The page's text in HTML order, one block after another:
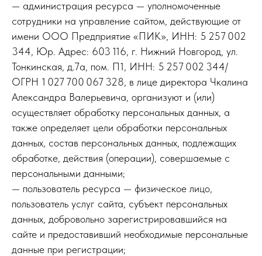
— администрация ресурса — уполномоченные
сотрудники на управление сайтом, действующие от
имени OOO Предприятие «ПИК», ИНН: 5 257 002
344, Юр. Адрес: 603 116, г. Нижний Новгород, ул.
Тонкинская, д.7а, пом. П1, ИНН: 5 257 002 344/
ОГРН 1 027 700 067 328, в лице директора Чкалина
Александра Валерьевича, организуют и (или)
осуществляет обработку персональных данных, а
также определяет цели обработки персональных
данных, состав персональных данных, подлежащих
обработке, действия (операции), совершаемые с
персональными данными;
— пользователь ресурса — физическое лицо,
пользователь услуг сайта, субъект персональных
данных, добровольно зарегистрировавшийся на
сайте и предоставивший необходимые персональные
данные при регистрации;